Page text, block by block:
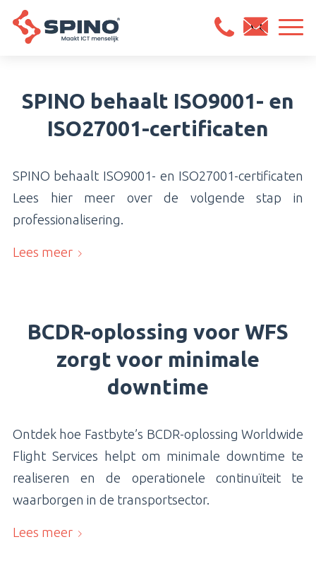
SPINO behaalt ISO9001- en
ISO27001-certificaten
SPINO behaalt ISO9001- en ISO27001-certificaten
Lees hier meer over de volgende stap in
professionalisering.
Lees meer
BCDR-oplossing voor WFS
zorgt voor minimale
downtime
Ontdek hoe Fastbyte’s BCDR-oplossing Worldwide
Flight Services helpt om minimale downtime te
realiseren en de operationele continuïteit te
waarborgen in de transportsector.
Lees meer